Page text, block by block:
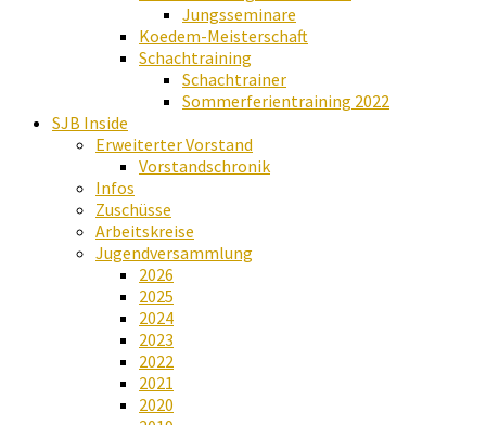
Jungsseminare
Koedem-Meisterschaft
Schachtraining
Schachtrainer
Sommerferientraining 2022
SJB Inside
Erweiterter Vorstand
Vorstandschronik
Infos
Zuschüsse
Arbeitskreise
Jugendversammlung
2026
2025
2024
2023
2022
2021
2020